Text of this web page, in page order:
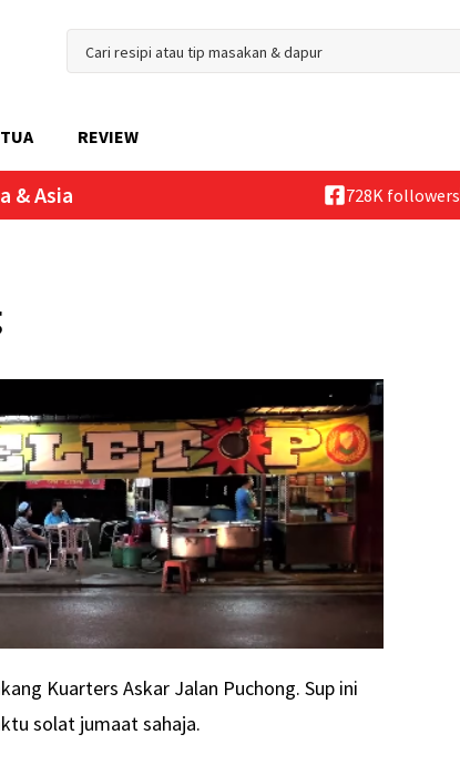
REVIEW
& Asia 728K followers
Kuarters Askar Jalan Puchong. Sup ini
solat jumaat sahaja.